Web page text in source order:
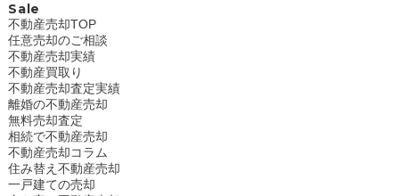
Sale
不動産売却TOP
任意売却のご相談
不動産売却実績
不動産買取り
不動産売却査定実績
離婚の不動産売却
無料売却査定
相続で不動産売却
不動産売却コラム
住み替え不動産売却
一戸建ての売却